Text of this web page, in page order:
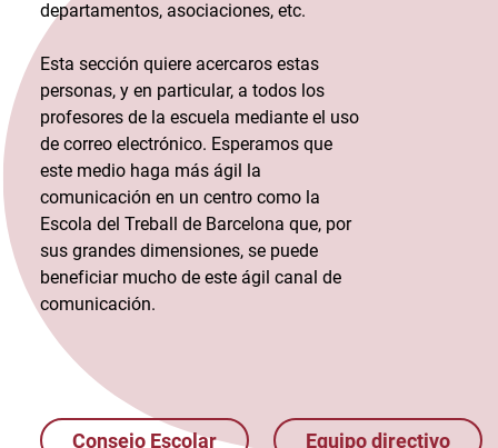
departamentos, asociaciones, etc.
Esta sección quiere acercaros estas
personas, y en particular, a todos los
profesores de la escuela mediante el uso
de correo electrónico. Esperamos que
este medio haga más ágil la
comunicación en un centro como la
Escola del Treball de Barcelona que, por
sus grandes dimensiones, se puede
beneficiar mucho de este ágil canal de
comunicación.
Consejo Escolar Equipo directivo